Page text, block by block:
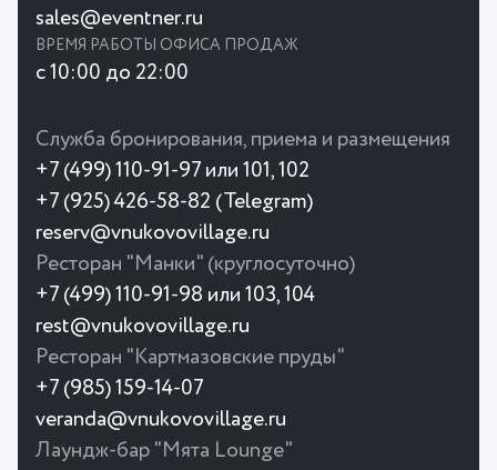
sales@eventner.ru
ВРЕМЯ РАБОТЫ ОФИСА ПРОДАЖ
с 10:00 до 22:00
Служба бронирования, приема и размещения
+7 (499) 110-91-97 или 101, 102
+7 (925) 426-58-82 (Telegram)
reserv@vnukovovillage.ru
Ресторан "Манки" (круглосуточно)
+7 (499) 110-91-98 или 103, 104
rest@vnukovovillage.ru
Ресторан "Картмазовские пруды"
+7 (985) 159-14-07
veranda@vnukovovillage.ru
Лаундж-бар "Мята Lounge"